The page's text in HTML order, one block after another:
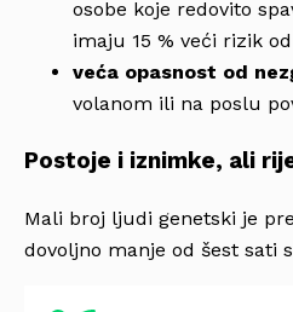
osobe koje redovito
imaju 15 % veći rizik
veća opasnost od
volanom ili na poslu
Postoje i iznimke, ali
Mali broj ljudi genetski je
dovoljno manje od šest sati